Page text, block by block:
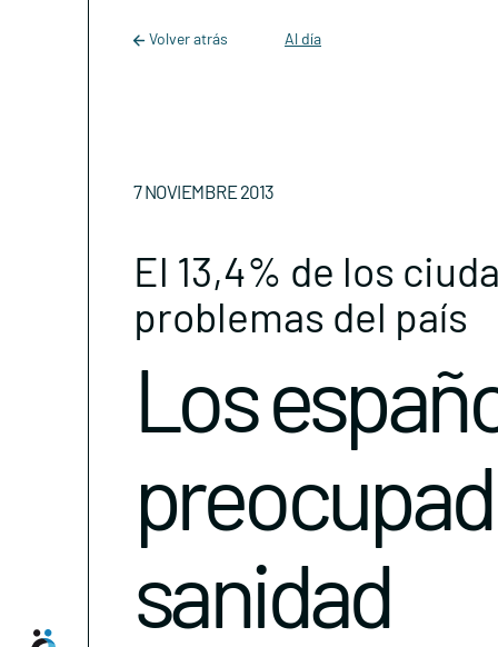
Main Navigation
Volver atrás Al día
7 NOVIEMBRE 2013
El 13,4% de los
problemas del país
Los
sanidad